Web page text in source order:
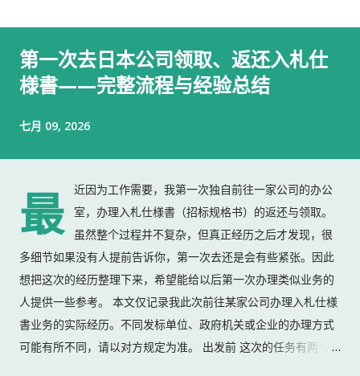
第一次去日本公司领取、返还入札仕
様書——完整流程与经验总结
七月 09, 2026
最
近因为工作需要，我第一次独自前往一家公司的办公
室，办理入札仕様書（招标规格书）的返还与领取。
虽然整个过程并不复杂，但真正经历之后才发现，很
多细节如果没有人提前告诉你，第一次去还是会有些紧张。因此
想把这次的经历整理下来，希望能给以后第一次办理类似业务的
人提供一些参考。 本文仅记录我此次前往某家公司办理入札仕様
書业务的实际经历。不同发标单位、政府机关或企业的办理方式
可能有所不同，请以对方规定为准。 出发前 这次的任务有两个：